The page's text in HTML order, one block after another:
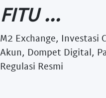
FITU ...
M2 Exchange, Investasi
Akun, Dompet Digital,
Regulasi Resmi